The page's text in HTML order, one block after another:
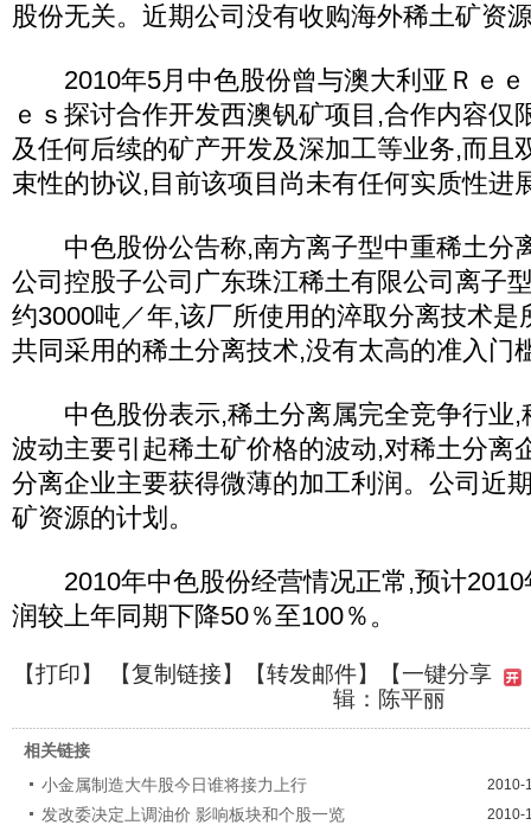
股份无关。近期公司没有收购海外稀土矿资
2010年5月中色股份曾与澳大利亚Ｒｅｅ
ｅｓ探讨合作开发西澳钒矿项目,合作内容仅
及任何后续的矿产开发及深加工等业务,而且
束性的协议,目前该项目尚未有任何实质性进
中色股份公告称,南方离子型中重稀土分
公司控股子公司广东珠江稀土有限公司离子
约3000吨／年,该厂所使用的淬取分离技术是
共同采用的稀土分离技术,没有太高的准入门
中色股份表示,稀土分离属完全竞争行业,
波动主要引起稀土矿价格的波动,对稀土分离
分离企业主要获得微薄的加工利润。公司近
矿资源的计划。
2010年中色股份经营情况正常,预计2010
润较上年同期下降50％至100％。
【打印】 【复制链接】【转发邮件】
【一键分享
辑：陈平丽
相关链接
小金属制造大牛股今日谁将接力上行
2010-
发改委决定上调油价 影响板块和个股一览 2010-